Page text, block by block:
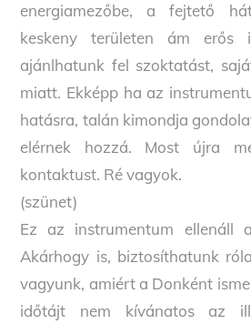
energiamezőbe, a fejtető
keskeny területen ám erős
ajánlhatunk fel szoktatást,
miatt. Ekképp ha az
hatásra, talán kimondja
elérnek hozzá. Most újra
kontaktust. Ré vagyok.
(szünet)
Ez az instrumentum ellenáll
Akárhogy is, biztosíthatunk
vagyunk, amiért a Donként
időtájt nem kívánatos az